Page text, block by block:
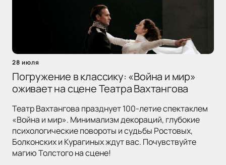
28 июля
Погружение в классику: «Война и мир»
оживает на сцене Театра Вахтангова
Театр Вахтангова празднует 100-летие спектаклем
«Война и мир». Минимализм декораций, глубокие
психологические повороты и судьбы Ростовых,
Болконских и Курагиных ждут вас. Почувствуйте
магию Толстого на сцене!